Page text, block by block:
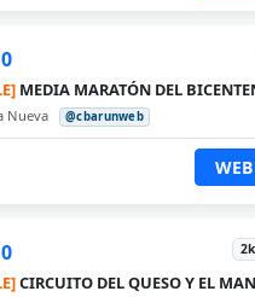
MEDIA MARATÓN DEL BICENTENARIO DE
Nueva @cbarunweb
CIRCUITO DEL QUESO Y EL MANÍ - 4° FECHA